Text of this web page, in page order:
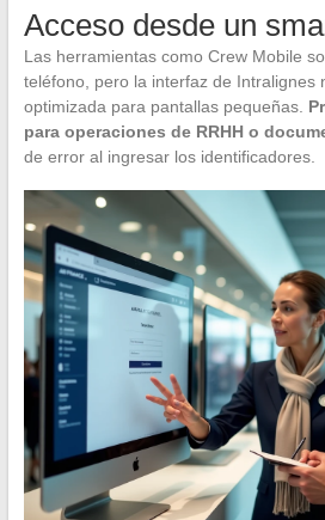
Acceso desde un
Las herramientas como Crew Mobile
teléfono, pero la interfaz de Intralignes
optimizada para pantallas pequeñas.
para operaciones de RRHH o
de error al ingresar los identificadores.